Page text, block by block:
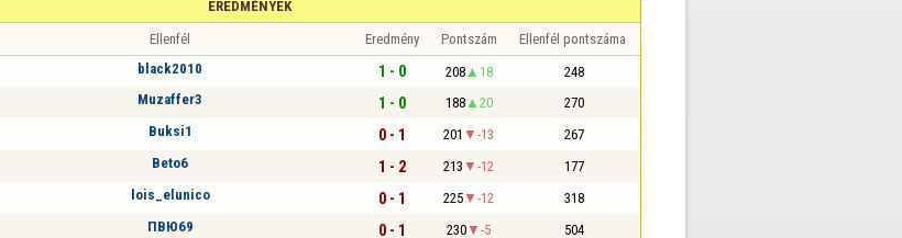
EREDMÉNYEK
Ellenfél Eredmény Pontszám Ellenfél pontszáma
black2010 1 - 0 208 18 248
Muzaffer3 1 - 0 188 20 270
Buksi1 0 - 1 201 -13 267
Beto6 1 - 2 213 -12 177
lois_elunico 0 - 1 225 -12 318
ПВЮ69 0 - 1 230 -5 504